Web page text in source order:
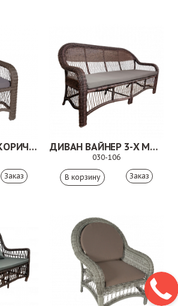
КРЕСЛО СЕТЧИ КОРИЧНЕВОЕ
Заказ
ДИВАН ВАЙНЕР 3-Х МЕСТНЫЙ КОРИЧНЕВЫЙ
030-106
Заказ